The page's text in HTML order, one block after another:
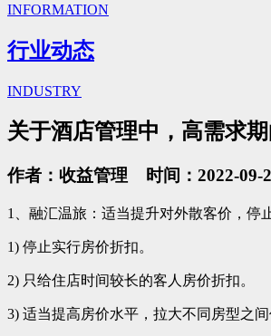
INFORMATION
行业动态
INDUSTRY
关于酒店管理中，高需求
作者：收益管理 时间：2022-
1、融汇温旅：适当提升对外散客价，停
1) 停止实行房价折扣。
2) 只给住店时间较长的客人房价折扣。
3) 适当提高房价水平，拉大不同房型之